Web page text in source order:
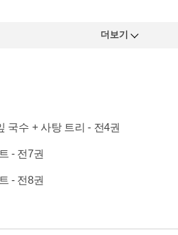
더보기
국수 + 사탕 트리 - 전4권
- 전7권
- 전8권